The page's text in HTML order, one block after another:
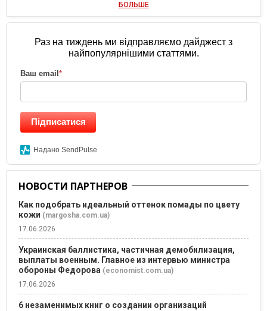
БОЛЬШЕ
Раз на тиждень ми відправляємо дайджест з
найпопулярнішими статтями.
Ваш email *
Підписатися
Надано SendPulse
НОВОСТИ ПАРТНЕРОВ
Как подобрать идеальный оттенок помады по цвету
кожи (margosha.com.ua)
17.06.2026
Украинская баллистика, частичная демобилизация,
выплаты военным. Главное из интервью министра
обороны Федорова (economist.com.ua)
17.06.2026
6 незаменимых книг о создании организаций